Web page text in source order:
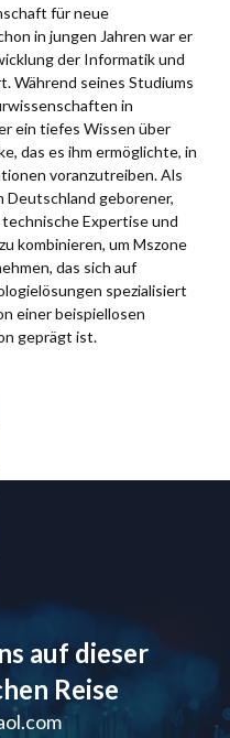
für neue
in jungen Jahren war er
der Informatik und
Während seines Studiums
in
ein tiefes Wissen über
das es ihm ermöglichte, in
voranzutreiben. Als
Deutschland geborener,
Expertise und
kombinieren, um Mszone
das sich auf
spezialisiert
einer beispiellosen
geprägt ist.
auf dieser
Reise